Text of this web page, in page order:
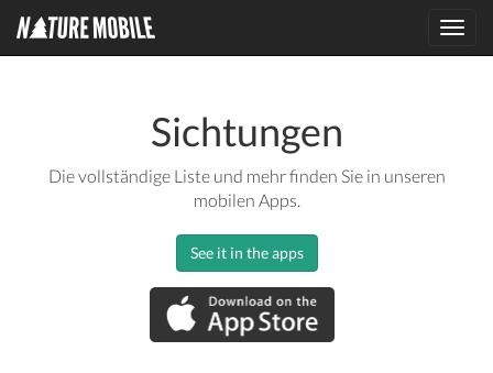
Sichtungen
Die vollständige Liste und mehr finden Sie in unseren
mobilen Apps.
See it in the apps